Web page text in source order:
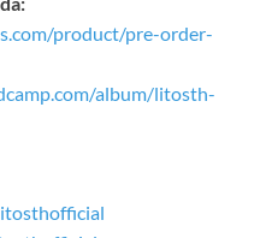
product/pre-order-
album/litosth-